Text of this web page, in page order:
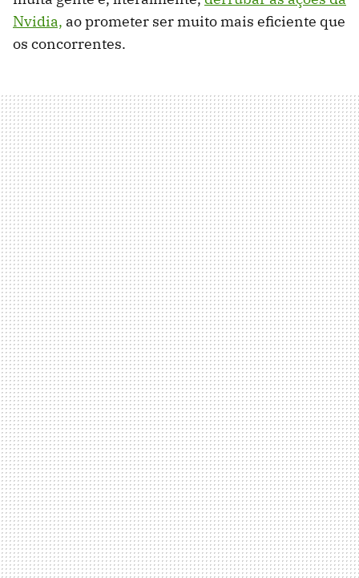
Nvidia, ao prometer ser muito mais eficiente que
os concorrentes.